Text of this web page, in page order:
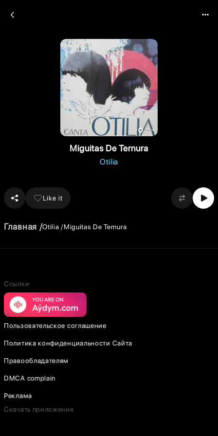
Miguitas De Ternura
Otilia
Like it
Главная Otilia Miguitas De Ternura
Ссылки
Пользовательское соглашение
Политика конфиденциальности Сайта
Правообладателям
DMCA complain
Реклама
Скачать приложение